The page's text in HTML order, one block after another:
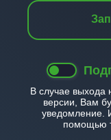
В случае выхода
версии, Вам
уведомление.
помощью